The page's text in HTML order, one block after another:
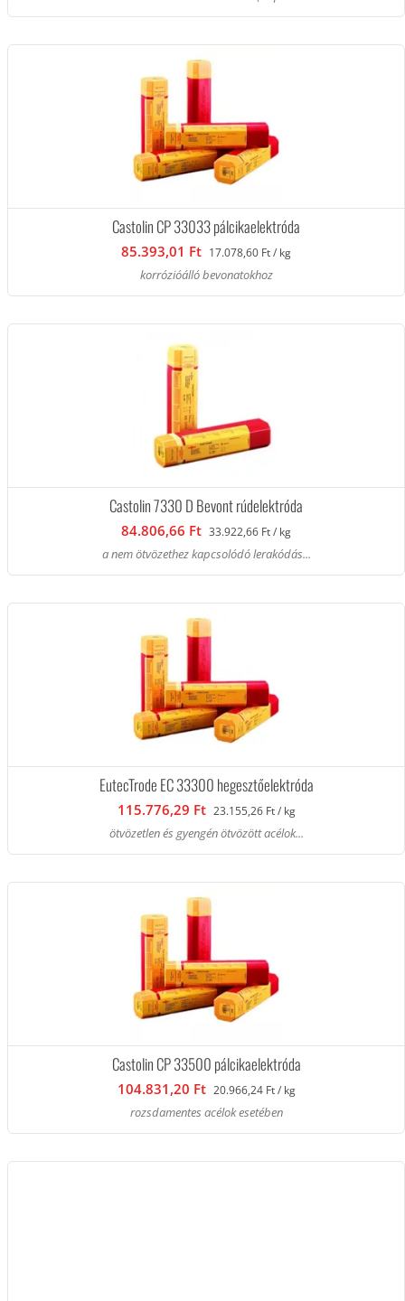
Castolin CP 33033 pálcikaelektróda
85.393,01 Ft 17.078,60 Ft / kg
korrózióálló bevonatokhoz
Castolin 7330 D Bevont rúdelektróda
84.806,66 Ft 33.922,66 Ft / kg
a nem ötvözethez kapcsolódó lerakódás...
EutecTrode EC 33300 hegesztőelektróda
115.776,29 Ft 23.155,26 Ft / kg
ötvözetlen és gyengén ötvözött acélok...
Castolin CP 33500 pálcikaelektróda
104.831,20 Ft 20.966,24 Ft / kg
rozsdamentes acélok esetében